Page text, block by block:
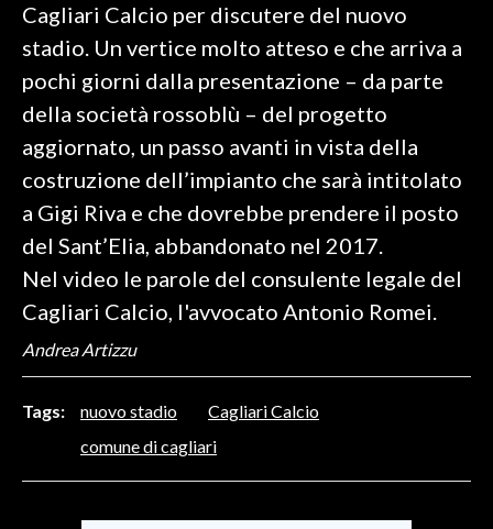
CULTURA
SPETTACOLI
GOSSIP
SARDEGNA TURISMO
SARDI NEL MONDO
#CARAUNIONE
Cagliari Calcio per discutere del nuovo
stadio. Un vertice molto atteso e che arriva a
pochi giorni dalla presentazione – da parte
della società rossoblù – del progetto
aggiornato, un passo avanti in vista della
costruzione dell’impianto che sarà intitolato
a Gigi Riva e che dovrebbe prendere il posto
del Sant’Elia, abbandonato nel 2017.
Nel video le parole del consulente legale del
Cagliari Calcio, l'avvocato Antonio Romei.
Andrea Artizzu
Tags: nuovo stadio
Cagliari Calcio
comune di cagliari